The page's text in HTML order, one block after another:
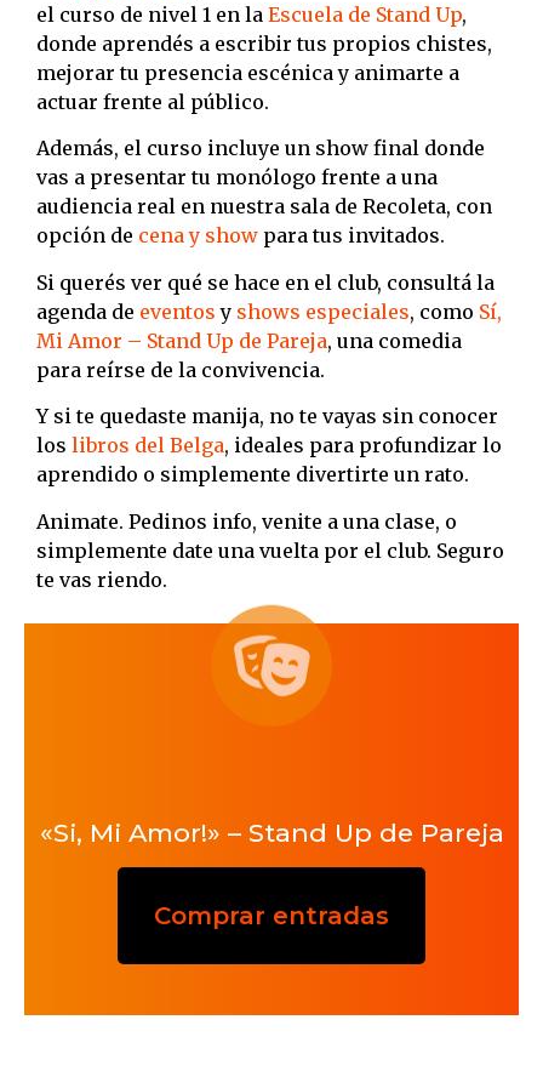
el curso de nivel 1 en la Escuela de Stand Up,
donde aprendés a escribir tus propios chistes,
mejorar tu presencia escénica y animarte a
actuar frente al público.
Además, el curso incluye un show final donde
vas a presentar tu monólogo frente a una
audiencia real en nuestra sala de Recoleta, con
opción de cena y show para tus invitados.
Si querés ver qué se hace en el club, consultá la
agenda de eventos y shows especiales, como Sí,
Mi Amor – Stand Up de Pareja, una comedia
para reírse de la convivencia.
Y si te quedaste manija, no te vayas sin conocer
los libros del Belga, ideales para profundizar lo
aprendido o simplemente divertirte un rato.
Animate. Pedinos info, venite a una clase, o
simplemente date una vuelta por el club. Seguro
te vas riendo.
«Si, Mi Amor!» – Stand Up de Pareja
Comprar entradas